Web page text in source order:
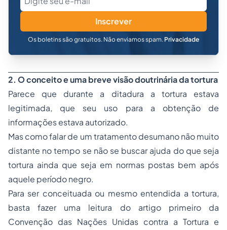
Inscrever
Os boletins são gratuitos. Não enviamos spam. Privacidade
2. O conceito e uma breve visão doutrinária da tortura
Parece que durante a ditadura a tortura estava
legitimada, que seu uso para a obtenção de
informações estava autorizado.
Mas como falar de um tratamento desumano não muito
distante no tempo se não se buscar ajuda do que seja
tortura ainda que seja em normas postas bem após
aquele período negro.
Para ser conceituada ou mesmo entendida a tortura,
basta fazer uma leitura do artigo primeiro da
Convenção das Nações Unidas contra a Tortura e